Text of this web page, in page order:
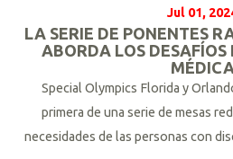
Jul 01,
LA SERIE DE PONENTES
ABORDA LOS
MÉDICA
Special Olympics Florida y
primera de una serie de mesas
necesidades de las personas con